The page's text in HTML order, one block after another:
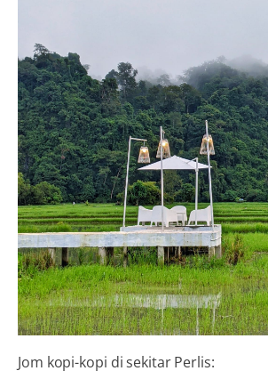
Jom kopi-kopi di sekitar Perlis: